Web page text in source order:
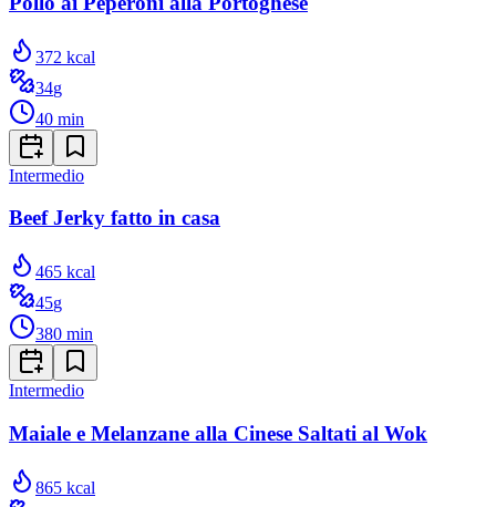
372 kcal
34g
40 min
Intermedio
Beef Jerky fatto in casa
465 kcal
45g
380 min
Intermedio
Maiale e Melanzane alla Cinese Saltati al Wok
865 kcal